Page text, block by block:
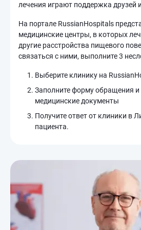
лечения играют поддержка друзей
На портале RussianHospitals
медицинские центры, в которых
другие расстройства пищевого
связаться с ними, выполните 3
Выберите клинику на
Заполните форму обращения и
медицинские документы
Получите ответ от клиники в
пациента.